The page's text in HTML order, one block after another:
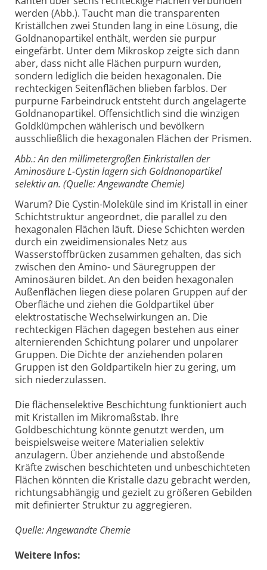
werden (Abb.). Taucht man die transparenten
Kriställchen zwei Stunden lang in eine Lösung, die
Goldnanopartikel enthält, werden sie purpur
eingefärbt. Unter dem Mikroskop zeigte sich dann
aber, dass nicht alle Flächen purpurn wurden,
sondern lediglich die beiden hexagonalen. Die
rechteckigen Seitenflächen blieben farblos. Der
purpurne Farbeindruck entsteht durch angelagerte
Goldnanopartikel. Offensichtlich sind die winzigen
Goldklümpchen wählerisch und bevölkern
ausschließlich die hexagonalen Flächen der Prismen.
Abb.: An den millimetergroßen Einkristallen der
Aminosäure L-Cystin lagern sich Goldnanopartikel
selektiv an. (Quelle: Angewandte Chemie)
Warum? Die Cystin-Moleküle sind im Kristall in einer
Schichtstruktur angeordnet, die parallel zu den
hexagonalen Flächen läuft. Diese Schichten werden
durch ein zweidimensionales Netz aus
Wasserstoffbrücken zusammen gehalten, das sich
zwischen den Amino- und Säuregruppen der
Aminosäuren bildet. An den beiden hexagonalen
Außenflächen liegen diese polaren Gruppen auf der
Oberfläche und ziehen die Goldpartikel über
elektrostatische Wechselwirkungen an. Die
rechteckigen Flächen dagegen bestehen aus einer
alternierenden Schichtung polarer und unpolarer
Gruppen. Die Dichte der anziehenden polaren
Gruppen ist den Goldpartikeln hier zu gering, um
sich niederzulassen.
Die flächenselektive Beschichtung funktioniert auch
mit Kristallen im Mikromaßstab. Ihre
Goldbeschichtung könnte genutzt werden, um
beispielsweise weitere Materialien selektiv
anzulagern. Über anziehende und abstoßende
Kräfte zwischen beschichteten und unbeschichteten
Flächen könnten die Kristalle dazu gebracht werden,
richtungsabhängig und gezielt zu größeren Gebilden
mit definierter Struktur zu aggregieren.
Quelle: Angewandte Chemie
Weitere Infos: